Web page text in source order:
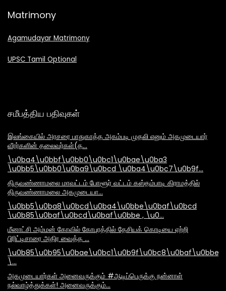
Matrimony
Agamudayar Matrimony
UPSC Tamil Optional
சமீபத்திய பதிவுகள்
இலங்கையில் அரசரை பாதுகாத்த அகம்படி முதலி எனும் அகமுடையார்
வீரர்களின் தலைவர்கள்(த…
\u0ba4\u0bbf\u0bb0\u0bc1\u0bae\u0ba3
\u0bb5\u0bb0\u0ba9\u0bcd \u0ba4\u0bc7\u0b9f…
திருவண்ணாமலை மாவட்டம் போளூர் வட்டம் கஸ்தம்பாடி கிராமத்தில்
திருவண்ணாமலை அகமுடையா…
\u0bb5\u0ba8\u0bcd\u0ba4\u0bbe\u0baf\u0bcd
\u0b85\u0baf\u0bcd\u0baf\u0bbe , \u0…
மீனாட்சி அம்மன் கோவில் கோபுரத்தில் தேசியக் கொடியை ஏற்றி
பிரிட்டிசாரை அதிர வைத்த …
\…
அகமுடையார்கள் அனைவருக்கும் #ஆடிப்பெருக்கு நன்னாள்
நல்வாழ்த்துக்கள்! அனைவருக்கும்…